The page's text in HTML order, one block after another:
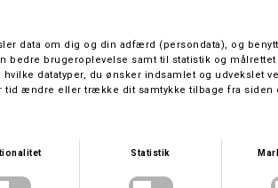
Oilskin pleje
Hoggs Professional imprægnering
nøgleelementer, som tørrer ud
og forhindrer, at tøjet udtørrer og
Spørg om varen Tip